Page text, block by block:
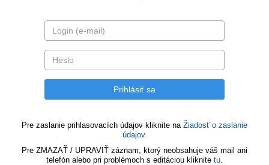
Pre zaslanie prihlasovacích údajov kliknite na Žiadosť o zaslanie
údajov.
Pre ZMAZAŤ / UPRAVIŤ záznam, ktorý neobsahuje váš mail ani
telefón alebo pri problémoch s editáciou kliknite tu.